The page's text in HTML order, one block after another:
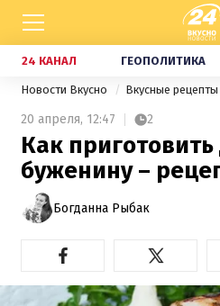
24 КАНАЛ ГЕОПОЛИТИКА
Новости Вкусно Вкусные рецепты
20 апреля, 12:47 2
Как
буженину –
Богданна Рыбак